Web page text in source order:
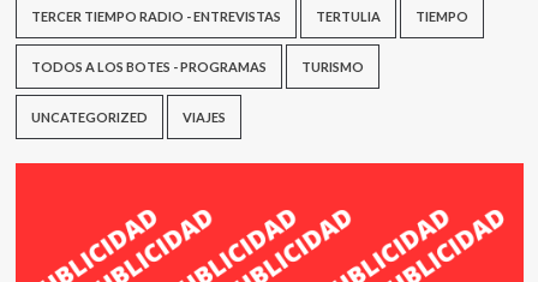
TERCER TIEMPO RADIO - ENTREVISTAS TERTULIA TIEMPO
TODOS A LOS BOTES - PROGRAMAS TURISMO
UNCATEGORIZED VIAJES